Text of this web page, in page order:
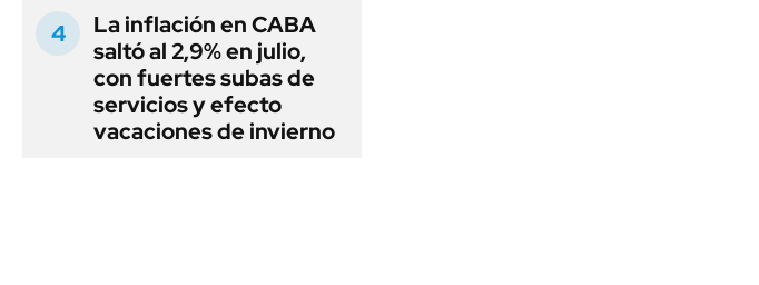
La inflación en CABA
saltó al 2,9% en julio,
con fuertes subas de
servicios y efecto
vacaciones de invierno